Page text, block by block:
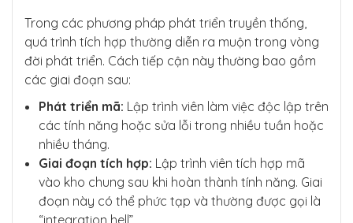
Trong các phương pháp phát triển truyền thống,
quá trình tích hợp thường diễn ra muộn trong vòng
đời phát triển. Cách tiếp cận này thường bao gồm
các giai đoạn sau:
Phát triển mã: Lập trình viên làm việc độc lập trên
các tính năng hoặc sửa lỗi trong nhiều tuần hoặc
nhiều tháng.
Giai đoạn tích hợp: Lập trình viên tích hợp mã
vào kho chung sau khi hoàn thành tính năng. Giai
đoạn này có thể phức tạp và thường được gọi là